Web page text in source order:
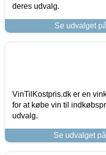
deres udvalg.
Se udvalget
VinTilKostpris.dk er en
for at købe vin til
udvalg.
Se udvalget